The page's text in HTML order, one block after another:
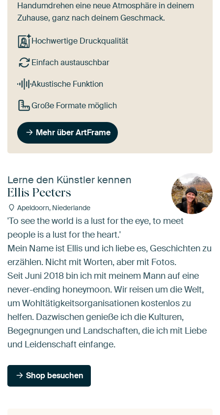
Handumdrehen eine neue Atmosphäre in deinem
Zuhause, ganz nach deinem Geschmack.
Hochwertige Druckqualität
Einfach austauschbar
Akustische Funktion
Große Formate möglich
Mehr über ArtFrame
Lerne den Künstler kennen
Ellis Peeters
Apeldoorn, Niederlande
'To see the world is a lust for the eye, to meet
people is a lust for the heart.'
Mein Name ist Ellis und ich liebe es, Geschichten zu
erzählen. Nicht mit Worten, aber mit Fotos.
Seit Juni 2018 bin ich mit meinem Mann auf eine
never-ending honeymoon. Wir reisen um die Welt,
um Wohltätigkeitsorganisationen kostenlos zu
helfen. Dazwischen genieße ich die Kulturen,
Begegnungen und Landschaften, die ich mit Liebe
und Leidenschaft einfange.
Shop besuchen